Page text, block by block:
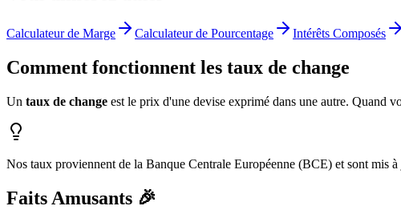
Calculateur de Marge Calculateur de Pourcentage Intérêts Composés
Comment fonctionnent les taux de change
Un taux de change est le prix d'une devise exprimé dans une autre.
Nos taux proviennent de la Banque Centrale Européenne (BCE) et sont mis
Faits Amusants 🎉